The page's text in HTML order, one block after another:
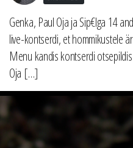
Genka, Paul Oja ja Sip€lga 14
live-kontserdi, et hommikustele
Menu kandis kontserdi
Oja […]